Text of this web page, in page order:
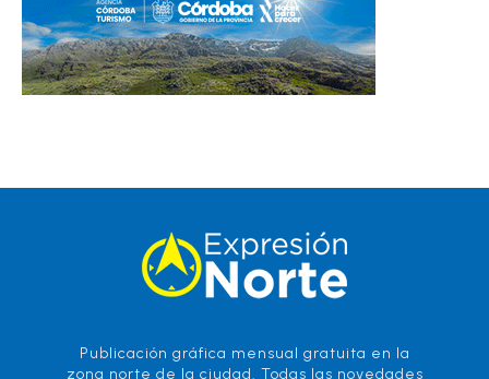
Publicación gráfica mensual gratuita en la
zona norte de la ciudad. Todas las novedades